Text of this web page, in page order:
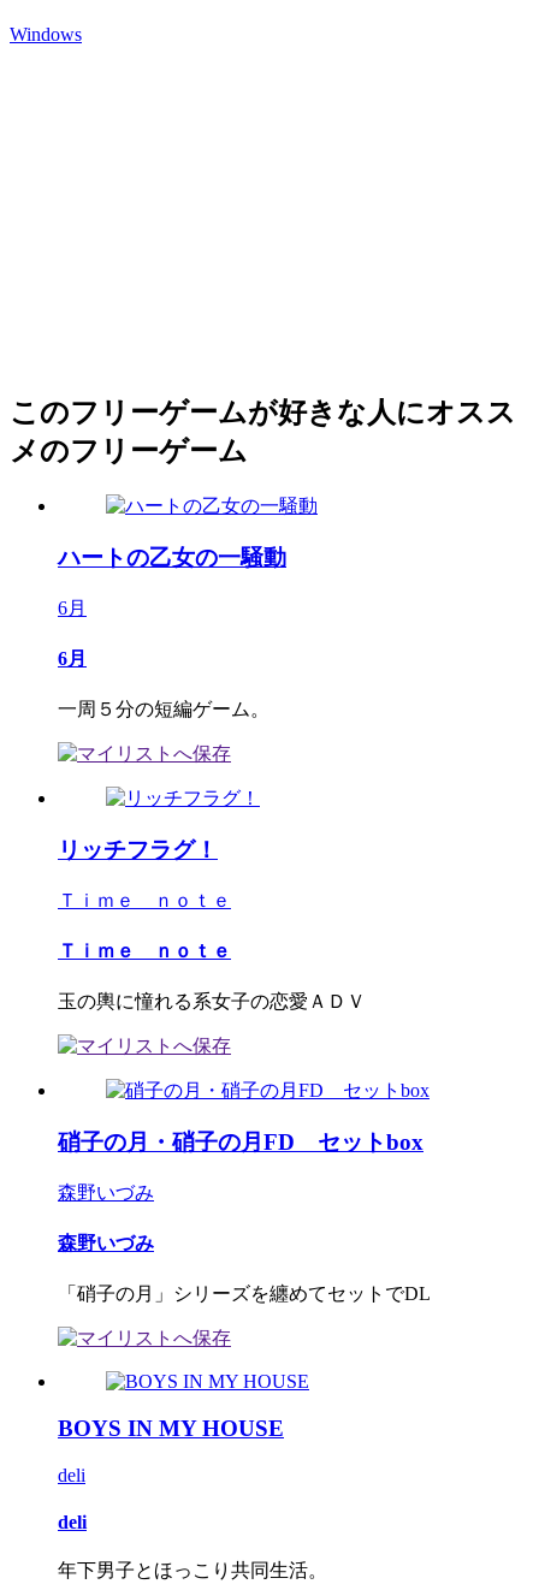
Windows
このフリーゲームが好きな人にオスス
メのフリーゲーム
ハートの乙女の一騒動
6月
6月
一周５分の短編ゲーム。
リッチフラグ！
Ｔｉｍｅ ｎｏｔｅ
Ｔｉｍｅ ｎｏｔｅ
玉の輿に憧れる系女子の恋愛ＡＤＶ
硝子の月・硝子の月FD セットbox
森野いづみ
森野いづみ
「硝子の月」シリーズを纏めてセットでDL
BOYS IN MY HOUSE
deli
deli
年下男子とほっこり共同生活。